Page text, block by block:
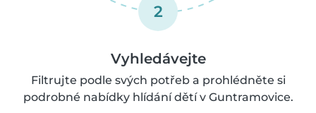
2
Vyhledávejte
Filtrujte podle svých potřeb a prohlédněte si
podrobné nabídky hlídání dětí v Guntramovice.